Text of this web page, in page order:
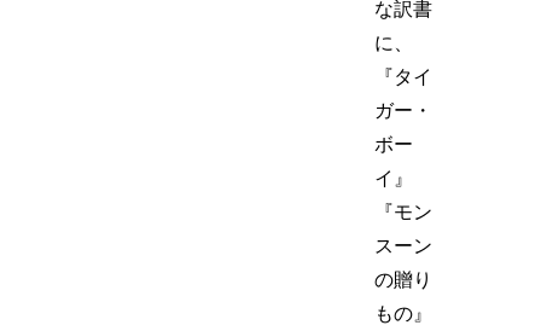
な訳書
に、
『タイ
ガー・
ボー
イ』
『モン
スーン
の贈り
もの』